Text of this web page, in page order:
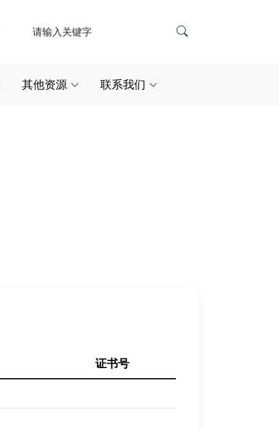
其他资源 联系我们
证书号